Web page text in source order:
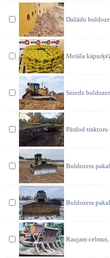
Dažādu
Metāla
Sniedz
Pārdod traktoru
Buldozera
Buldozera
Raujam